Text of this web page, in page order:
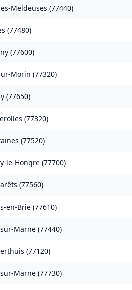
Meldeuses (77440)
(77480)
(77600)
Morin (77320)
(77650)
(77320)
(77520)
le-Hongre (77700)
(77560)
en-Brie (77610)
Marne (77440)
(77120)
Marne (77730)